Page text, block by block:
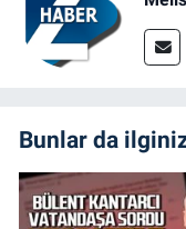
Bunlar da